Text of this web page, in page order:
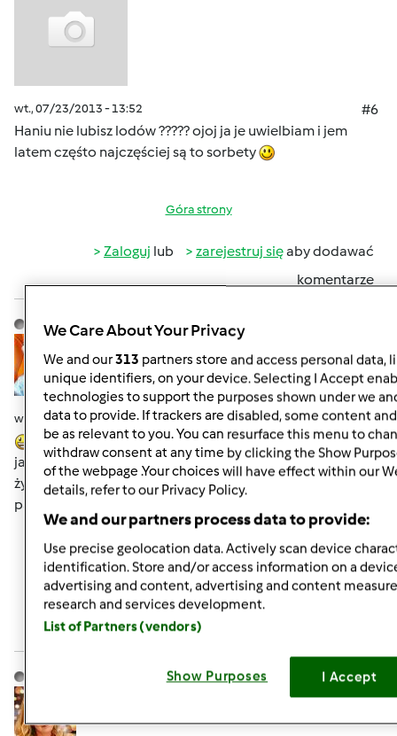
wt., 07/23/2013 - 13:52
#6
Haniu nie lubisz lodów ????? ojoj ja je uwielbiam i jem
latem częśto najczęściej są to sorbety
Góra strony
Zaloguj lub zarejestruj sięaby dodawać
komentarze
Hanna Gręda
wt., 07/23/2013 - 13:59
#7
Ja jestem taki dziwoląg ,że nie jadam lodów,podobno
jako małe dziecko się zatrułam ,ą niechęć została na całe
życie,ale często robię w domu sorbety i lody bo moi
panowie łącznie z wnuczką to lodożercy hi hi hi
Góra strony
Zalogujlub zarejestruj się
Dołączył : 10.03.2013
We Care About Your Privacy
We and our313 partners store and access personal data,
unique identifiers, on your device. Selecting I Accept
technologies to support the purposes shown under we
data to provide. If trackers are disabled, some content
be as relevant to you. You can resurface this menu to
withdraw consent at any time by clicking the Show
of the webpage .Your choices will have effect within our
details, refer to our Privacy Policy.
We and our partners process data to provide:
Use precise geolocation data. Actively scan device
identification. Store and/or access information on a
advertising and content, advertising and content
research and services development.
List of Partners (vendors)
Show Purposes I Accept